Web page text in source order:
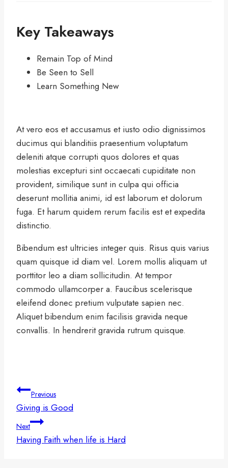
Key Takeaways
Remain Top of Mind
Be Seen to Sell
Learn Something New
At vero eos et accusamus et iusto odio dignissimos
ducimus qui blanditiis praesentium voluptatum
deleniti atque corrupti quos dolores et quas
molestias excepturi sint occaecati cupiditate non
provident, similique sunt in culpa qui officia
deserunt mollitia animi, id est laborum et dolorum
fuga. Et harum quidem rerum facilis est et expedita
distinctio.
Bibendum est ultricies integer quis. Risus quis varius
quam quisque id diam vel. Lorem mollis aliquam ut
porttitor leo a diam sollicitudin. At tempor
commodo ullamcorper a. Faucibus scelerisque
eleifend donec pretium vulputate sapien nec.
Aliquet bibendum enim facilisis gravida neque
convallis. In hendrerit gravida rutrum quisque.
Post
navigation
Previous
Giving is Good
Next
Having Faith when life is Hard